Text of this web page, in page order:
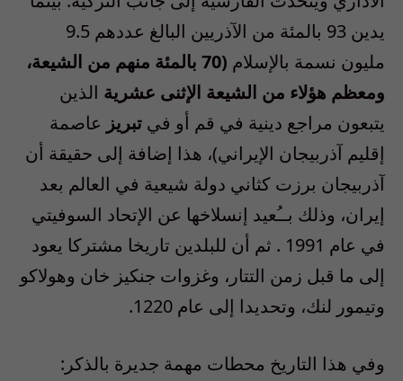
يدين 93 بالمئة من الآذريين البالغ عددهم 9.5
مليون نسمة بالإسلام
(70 بالمئة منهم من الشيعة،
ومعظم هؤلاء من الشيعة الإثنى عشرية الذين
يتبعون مراجع دينية في قم أو في تبريز عاصمة
إقليم آذربيجان الإيراني)، هذا إضافة إلى حقيقة أن
آذربيجان برزت كثاني دولة شيعية في العالم بعد
إيران، وذلك بــُعيد إنسلاخها عن الإتحاد السوفيتي
في عام 1991 . ثم أن للبلدين تاريخا مشتركا يعود
إلى ما قبل زمن التتار، وغزوات جنكيز خان وهولاكو
وتيمور لنك، وتحديدا إلى عام 1220.
وفي هذا التاريخ محطات مهمة جديرة بالذكر: